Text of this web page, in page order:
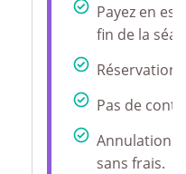
Payez en
fin de la
Réservation
Pas de
Annulation
sans frais.